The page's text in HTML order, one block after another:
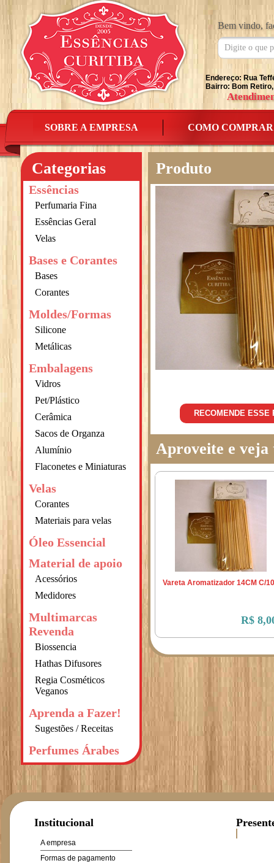
SOBRE A EMPRESA COMO COMPRAR
Bem vindo,
Endereço: Rua
Bairro: Bom
Categorias
Essências
Perfumaria Fina
Essências Geral
Velas
Bases e Corantes
Bases
Corantes
Moldes/Formas
Silicone
Metálicas
Embalagens
Vidros
Pet/Plástico
Cerâmica
Sacos de Organza
Alumínio
Flaconetes e Miniaturas
Velas
Corantes
Materiais para velas
Óleo Essencial
Material de apoio
Acessórios
Medidores
Multimarcas
Revenda
Biossencia
Hathas Difusores
Regia Cosméticos
Veganos
Aprenda a Fazer!
Sugestões / Receitas
Perfumes Árabes
Produto
RECOMENDE ESSE
Aproveite e veja
Vareta Aromatizador 14CM C/
R$
Institucional
A empresa
Formas de pagamento